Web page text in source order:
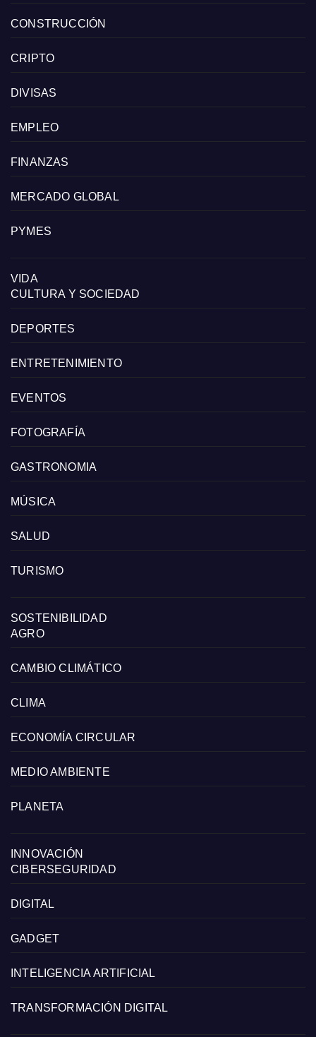
CONSTRUCCIÓN
CRIPTO
DIVISAS
EMPLEO
FINANZAS
MERCADO GLOBAL
PYMES
VIDA
CULTURA Y SOCIEDAD
DEPORTES
ENTRETENIMIENTO
EVENTOS
FOTOGRAFÍA
GASTRONOMIA
MÚSICA
SALUD
TURISMO
SOSTENIBILIDAD
AGRO
CAMBIO CLIMÁTICO
CLIMA
ECONOMÍA CIRCULAR
MEDIO AMBIENTE
PLANETA
INNOVACIÓN
CIBERSEGURIDAD
DIGITAL
GADGET
INTELIGENCIA ARTIFICIAL
TRANSFORMACIÓN DIGITAL